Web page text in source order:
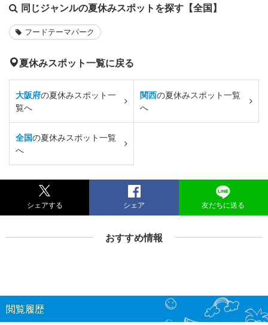
同じジャンルの夏休みスポットを探す【全国】
フードテーマパーク
夏休みスポット一覧に戻る
大阪府の夏休みスポット一
覧へ
関西の夏休みスポット一覧
へ
全国の夏休みスポット一覧
へ
シェアする シェア 友だちに送る
おすすめ情報
閲覧履歴